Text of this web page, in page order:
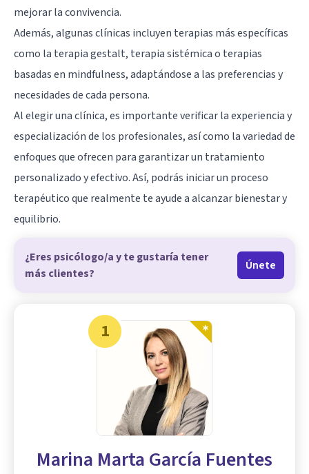
mejorar la convivencia.
Además, algunas clínicas incluyen terapias más específicas
como la terapia gestalt, terapia sistémica o terapias
basadas en mindfulness, adaptándose a las preferencias y
necesidades de cada persona.
Al elegir una clínica, es importante verificar la experiencia y
especialización de los profesionales, así como la variedad de
enfoques que ofrecen para garantizar un tratamiento
personalizado y efectivo. Así, podrás iniciar un proceso
terapéutico que realmente te ayude a alcanzar bienestar y
equilibrio.
¿Eres psicólogo/a y te gustaría tener
más clientes?
Únete
1
Marina Marta García Fuentes